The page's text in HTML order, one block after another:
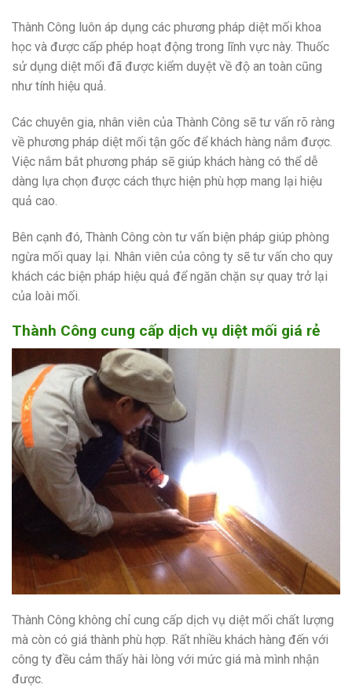
Thành Công luôn áp dụng các phương pháp diệt mối khoa
học và được cấp phép hoạt động trong lĩnh vực này. Thuốc
sử dụng diệt mối đã được kiểm duyệt về độ an toàn cũng
như tính hiệu quả.
Các chuyên gia, nhân viên của Thành Công sẽ tư vấn rõ ràng
về phương pháp diệt mối tận gốc để khách hàng nắm được.
Việc nắm bắt phương pháp sẽ giúp khách hàng có thể dễ
dàng lựa chọn được cách thực hiện phù hợp mang lại hiệu
quả cao.
Bên cạnh đó, Thành Công còn tư vấn biện pháp giúp phòng
ngừa mối quay lại. Nhân viên của công ty sẽ tư vấn cho quy
khách các biện pháp hiệu quả để ngăn chặn sự quay trở lại
của loài mối.
Thành Công cung cấp dịch vụ diệt mối giá rẻ
Thành Công không chỉ cung cấp dịch vụ diệt mối chất lượng
mà còn có giá thành phù hợp. Rất nhiều khách hàng đến với
công ty đều cảm thấy hài lòng với mức giá mà mình nhận
được.